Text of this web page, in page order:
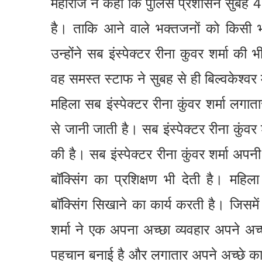
महाराज ने कहा कि पुलिस प्रशासन सुबह
है। ताकि आने वाले भक्तजनों को किसी
उन्होंने सब इंस्पेक्टर रीना कुवर शर्मा की
वह समस्त स्टाफ ने सुबह से ही बिल्वकेश्वर
महिला सब इंस्पेक्टर रीना कुंवर शर्मा
से जानी जाती है। सब इंस्पेक्टर रीना कुंवर
की है। सब इंस्पेक्टर रीना कुंवर शर्मा
बॉक्सिंग का प्रशिक्षण भी देती है।
बॉक्सिंग सिखाने का कार्य करती है।
शर्मा ने एक अपना अच्छा व्यवहार अपने
पहचान बनाई है और लगातार अपने अच्छे